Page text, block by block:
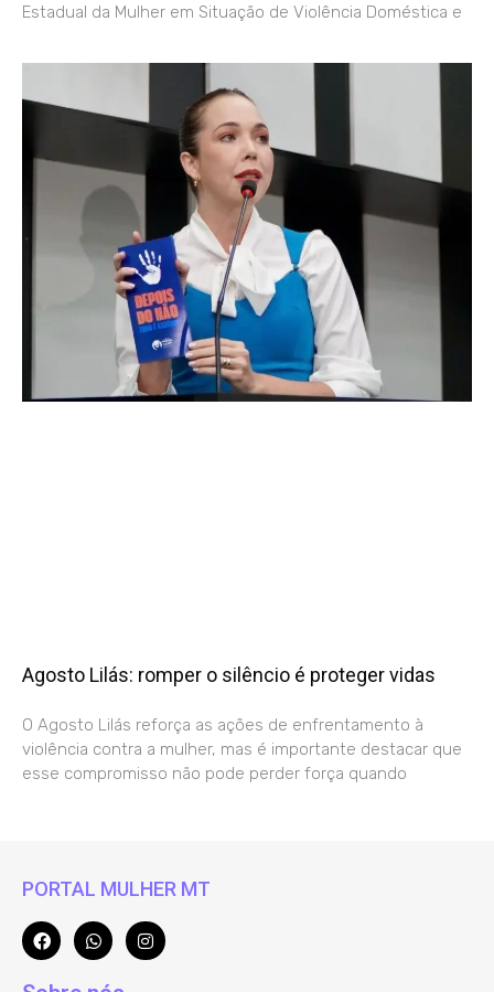
Estadual da Mulher em Situação de Violência Doméstica e
Agosto Lilás: romper o silêncio é proteger vidas
O Agosto Lilás reforça as ações de enfrentamento à
violência contra a mulher, mas é importante destacar que
esse compromisso não pode perder força quando
PORTAL MULHER MT